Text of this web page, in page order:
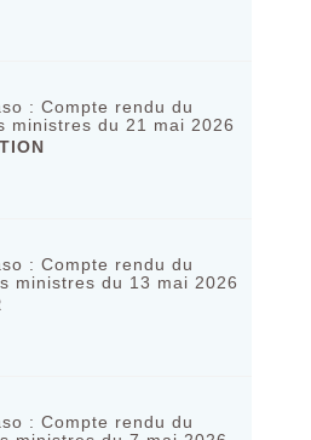
: Compte rendu du
ministres du 21 mai 2026
: Compte rendu du
ministres du 13 mai 2026
: Compte rendu du